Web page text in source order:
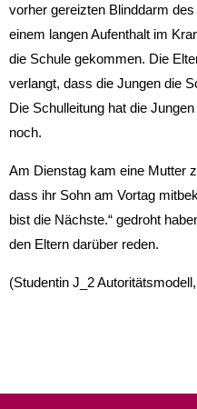
vorher gereizten Blinddarm
einem langen Aufenthalt im
die Schule gekommen. Die
verlangt, dass die Jungen die
Die Schulleitung hat die
noch.
Am Dienstag kam eine Mutter
dass ihr Sohn am Vortag
bist die Nächste.“ gedroht
den Eltern darüber reden.
(Studentin J_2